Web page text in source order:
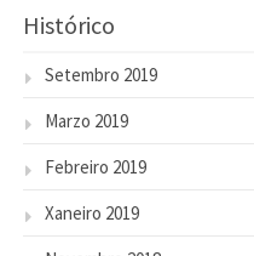
Histórico
Setembro 2019
Marzo 2019
Febreiro 2019
Xaneiro 2019